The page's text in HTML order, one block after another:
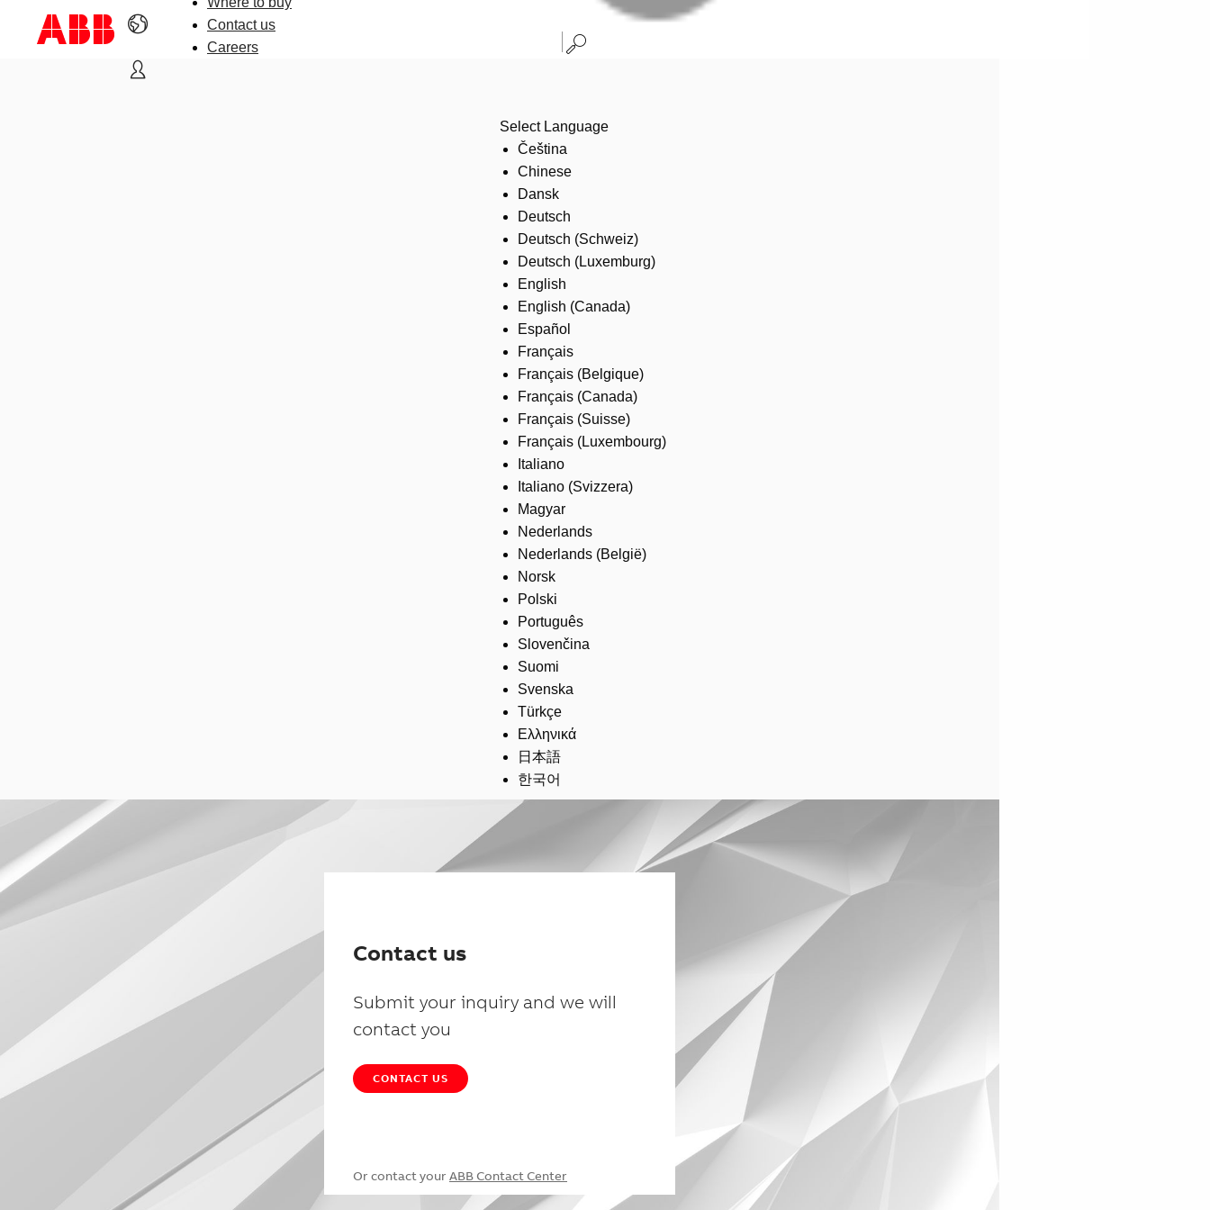
Contact us
Careers
Select Language
Čeština
Chinese
Dansk
Deutsch
Deutsch (Schweiz)
Deutsch (Luxemburg)
English
English (Canada)
Español
Français
Français (Belgique)
Français (Canada)
Français (Suisse)
Français (Luxembourg)
Italiano
Italiano (Svizzera)
Magyar
Nederlands
Nederlands (België)
Norsk
Polski
Português
Slovenčina
Suomi
Svenska
Türkçe
Ελληνικά
日本語
한국어
Contact us
Submit your inquiry and we will
contact you
CONTACT US
Or contact your ABB Contact Center